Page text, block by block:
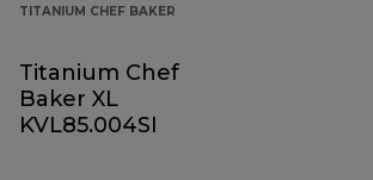
TITANIUM CHEF BAKER
Titanium Chef
Baker XL
KVL85.004SI